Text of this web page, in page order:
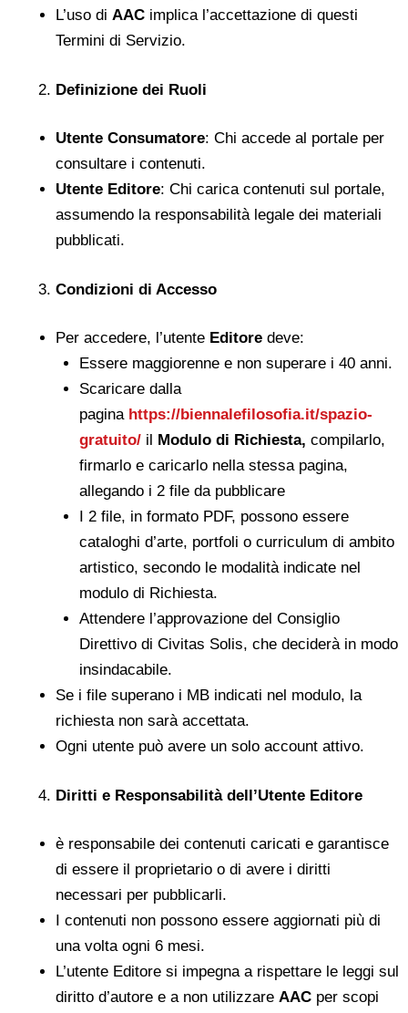
L’uso di AAC implica l’accettazione di questi
Termini di Servizio.
Definizione dei Ruoli
Utente Consumatore: Chi accede al portale per
consultare i contenuti.
Utente Editore: Chi carica contenuti sul portale,
assumendo la responsabilità legale dei materiali
pubblicati.
Condizioni di Accesso
Per accedere, l’utente Editore deve:
Essere maggiorenne e non superare i 40 anni.
Scaricare dalla
pagina https://biennalefilosofia.it/spazio-
gratuito/il Modulo di Richiesta, compilarlo,
firmarlo e caricarlo nella stessa pagina,
allegando i 2 file da pubblicare
I 2 file, in formato PDF, possono essere
cataloghi d’arte, portfoli o curriculum di ambito
artistico, secondo le modalità indicate nel
modulo di Richiesta.
Attendere l’approvazione del Consiglio
Direttivo di Civitas Solis, che deciderà in modo
insindacabile.
Se i file superano i MB indicati nel modulo, la
richiesta non sarà accettata.
Ogni utente può avere un solo account attivo.
Diritti e Responsabilità dell’Utente Editore
è responsabile dei contenuti caricati e garantisce
di essere il proprietario o di avere i diritti
necessari per pubblicarli.
I contenuti non possono essere aggiornati più di
una volta ogni 6 mesi.
L’utente Editore si impegna a rispettare le leggi sul
diritto d’autore e a non utilizzare AAC per scopi